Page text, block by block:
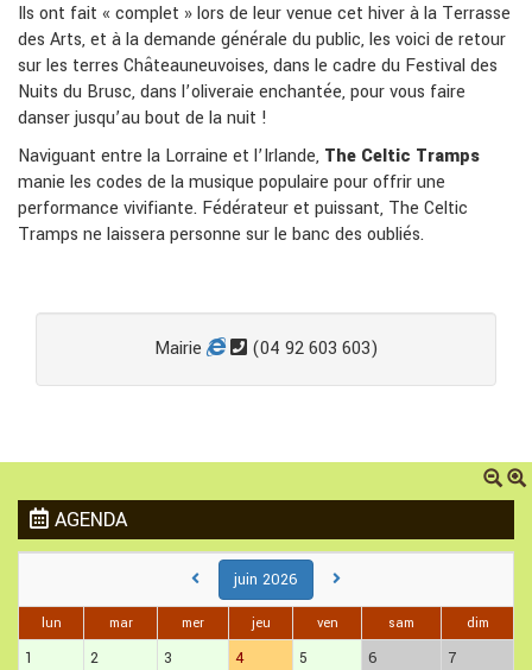
Ils ont fait « complet » lors de leur venue cet hiver à la Terrasse
des Arts, et à la demande générale du public, les voici de retour
sur les terres Châteauneuvoises, dans le cadre du Festival des
Nuits du Brusc, dans l’oliveraie enchantée, pour vous faire
danser jusqu’au bout de la nuit !
Naviguant entre la Lorraine et l’Irlande, The Celtic Tramps
manie les codes de la musique populaire pour offrir une
performance vivifiante. Fédérateur et puissant, The Celtic
Tramps ne laissera personne sur le banc des oubliés.
Mairie (04 92 603 603)
AGENDA
juin 2026
lun mar mer jeu ven sam dim
1 2 3 4 5 6
7